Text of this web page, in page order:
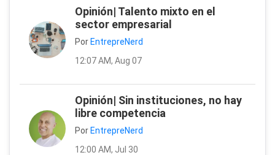
Opinión| Talento mixto en el
sector empresarial
Por EntrepreNerd
12:07 AM, Aug 07
Opinión| Sin instituciones, no hay
libre competencia
Por EntrepreNerd
12:00 AM, Jul 30